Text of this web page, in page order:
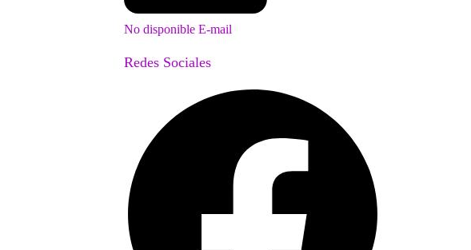
No disponible E-mail
Redes Sociales